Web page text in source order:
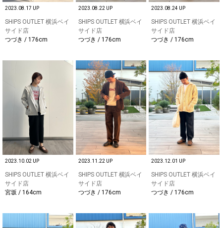
2023.08.17 UP
SHIPS OUTLET 横浜ベイ
サイド店
つづき / 176cm
2023.08.22 UP
SHIPS OUTLET 横浜ベイ
サイド店
つづき / 176cm
2023.08.24 UP
SHIPS OUTLET 横浜ベイ
サイド店
つづき / 176cm
2023.10.02 UP
SHIPS OUTLET 横浜ベイ
サイド店
宮坂 / 164cm
2023.11.22 UP
SHIPS OUTLET 横浜ベイ
サイド店
つづき / 176cm
2023.12.01 UP
SHIPS OUTLET 横浜ベイ
サイド店
つづき / 176cm